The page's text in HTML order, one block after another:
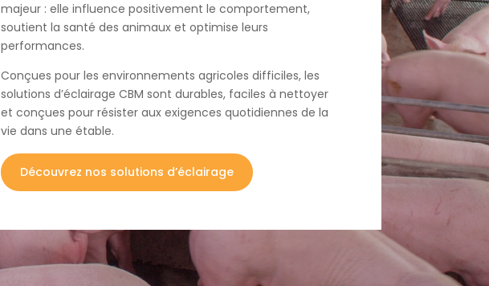
majeur : elle influence positivement le comportement,
soutient la santé des animaux et optimise leurs
performances.
Conçues pour les environnements agricoles difficiles, les
solutions d’éclairage CBM sont durables, faciles à nettoyer
et conçues pour résister aux exigences quotidiennes de la
vie dans une étable.
Découvrez nos solutions d’éclairage